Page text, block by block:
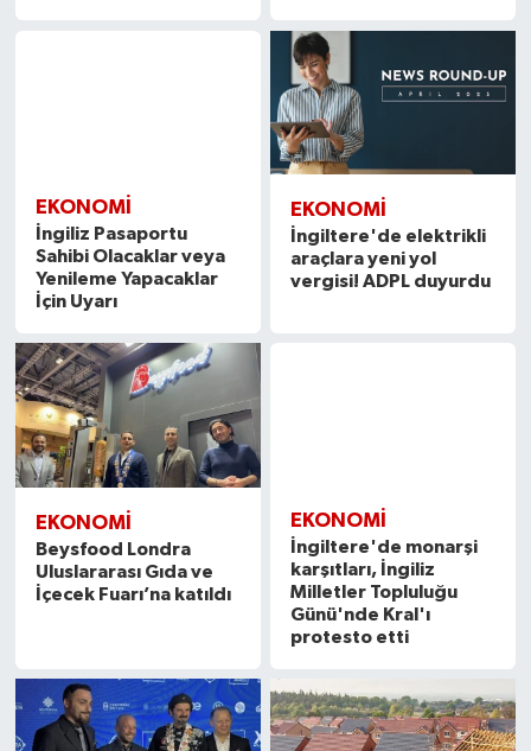
EKONOMİ
İngiliz Pasaportu
Sahibi Olacaklar veya
Yenileme Yapacaklar
İçin Uyarı
EKONOMİ
İngiltere'de elektrikli
araçlara yeni yol
vergisi! ADPL duyurdu
EKONOMİ
Beysfood Londra
Uluslararası Gıda ve
İçecek Fuarı’na katıldı
EKONOMİ
İngiltere'de monarşi
karşıtları, İngiliz
Milletler Topluluğu
Günü'nde Kral'ı
protesto etti